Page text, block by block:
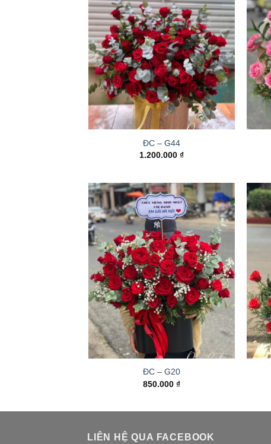
ĐC – G44
1.200.000₫
ĐC – G20
850.000₫
LIÊN HỆ QUA FACEBOOK